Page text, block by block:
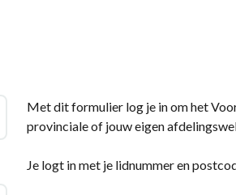
Met dit formulier log je in om het
provinciale of jouw eigen
Je logt in met je lidnummer en